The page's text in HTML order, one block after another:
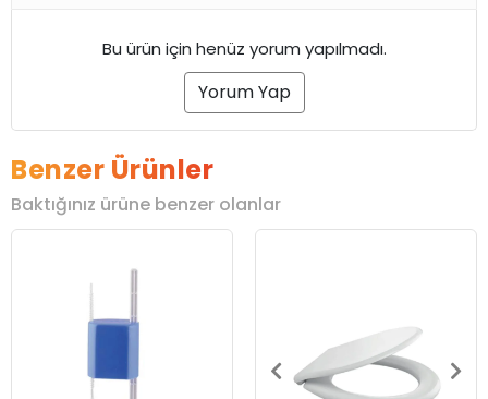
Bu ürün için henüz yorum yapılmadı.
Yorum Yap
Benzer Ürünler
Baktığınız ürüne benzer olanlar